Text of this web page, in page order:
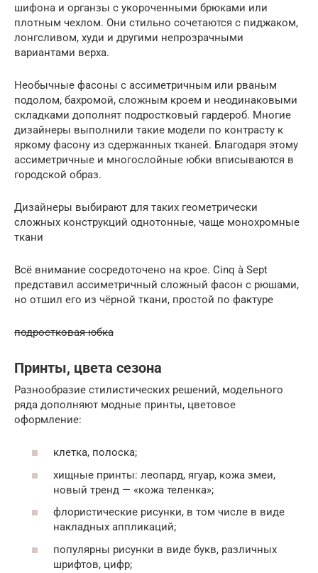
шифона и органзы с укороченными брюками или
плотным чехлом. Они стильно сочетаются с пиджаком,
лонгсливом, худи и другими непрозрачными
вариантами верха.
Необычные фасоны с ассиметричным или рваным
подолом, бахромой, сложным кроем и неодинаковыми
складками дополнят подростковый гардероб. Многие
дизайнеры выполнили такие модели по контрасту к
яркому фасону из сдержанных тканей. Благодаря этому
ассиметричные и многослойные юбки вписываются в
городской образ.
Дизайнеры выбирают для таких геометрически
сложных конструкций однотонные, чаще монохромные
ткани
Всё внимание сосредоточено на крое. Cinq à Sept
представил ассиметричный сложный фасон с рюшами,
но отшил его из чёрной ткани, простой по фактуре
подростковая юбка
Принты, цвета сезона
Разнообразие стилистических решений, модельного
ряда дополняют модные принты, цветовое
оформление:
клетка, полоска;
хищные принты: леопард, ягуар, кожа змеи,
новый тренд — «кожа теленка»;
флористические рисунки, в том числе в виде
накладных аппликаций;
популярны рисунки в виде букв, различных
шрифтов, цифр;